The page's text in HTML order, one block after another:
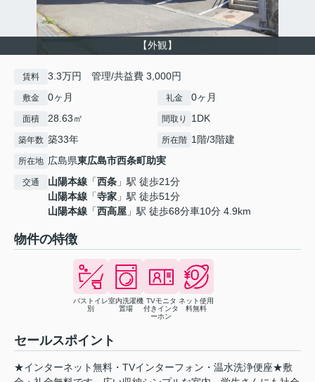
【外観】
賃料 3.3万円 管理/共益費 3,000円
敷金 0ヶ月 礼金 0ヶ月
面積 28.63㎡ 間取り 1DK
築年数 築33年 所在階 1階/3階建
所在地 広島県東広島市西条町助実
交通 山陽本線 「西条 」駅 徒歩21分
山陽本線 「寺家 」駅 徒歩51分
山陽本線 「西高屋 」駅 徒歩68分車10分 4.9km
物件の特徴
バストイレ
別
室内洗濯機
置場
TVモニタ
付きインタ
ーホン
ネット使用
料無料
セールスポイント
★インターネット無料・TVインターフォン・温水洗浄便座★敷